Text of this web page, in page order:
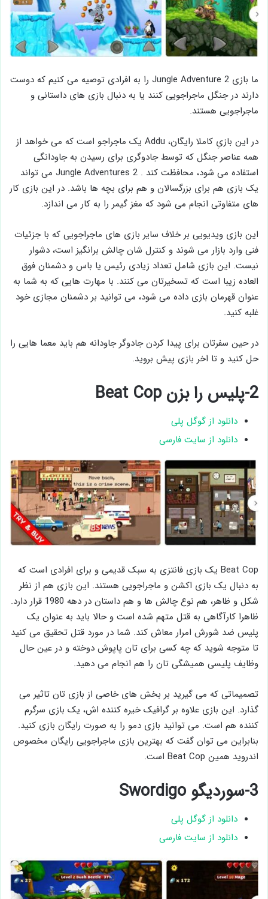
ما بازی Jungle Adventure 2 را به افرادی توصیه می کنیم که دوست
دارند در جنگل ماجراجویی کنند یا به دنبال بازی های داستانی و
ماجراجویی هستند.
در این بازیِ کاملا رایگان، Addu یک ماجراجو است که می‌ خواهد از
همه عناصر جنگل که توسط جادوگری برای رسیدن به جاودانگی
استفاده می‌ شود، محافظت کند . Jungle Adventures 2 می تواند
یک بازی هم برای بزرگسالان و هم برای بچه ها باشد. در این بازی کار
های متفاوتی انجام می شود که مغز گیمر را به کار می اندازد.
این بازی ویدیویی بر خلاف سایر بازی ‌های ماجراجویی که با جزئیات
فنی وارد بازار می ‌شوند و کنترل شان چالش برانگیز است، دشوار
نیست. این بازی شامل تعداد زیادی رئیس یا باس و دشمنان فوق
العاده زیبا است که تسخیرتان می کنند. با مهارت هایی که به شما به
عنوان قهرمان بازی داده می شود، می توانید بر دشمنان مجازی خود
غلبه کنید.
در حین سفرتان برای پیدا کردن جادوگر جاودانه هم باید معما هایی را
حل کنید و تا اخر بازی پیش بروید.
2-پلیس را بزن Beat Cop
دانلود از گوگل پلی
دانلود از سایت فارسی
Beat Cop یک بازی فانتزی به سبک قدیمی و برای افرادی است که
به دنبال یک بازی اکشن و ماجراجویی هستند. این بازی هم از نظر
شکل و ظاهر، هم نوع چالش ها و هم داستان در دهه 1980 قرار دارد.
ظاهرا کارآگاهی به قتل متهم شده است و حالا باید به عنوان یک
پلیس ضد شورش امرار معاش کند. شما در مورد قتل تحقیق می کنید
تا متوجه شوید که چه کسی برای تان پاپوش دوخته و در عین حال
وظایف پلیسی همیشگی تان را هم انجام می دهید.
تصمیماتی که می گیرید بر بخش های خاصی از بازی تان تاثیر می
گذارد. این بازی علاوه بر گرافیک خیره کننده اش، یک بازی سرگرم
کننده هم است. می توانید بازی دمو را به صورت رایگان بازی کنید.
بنابراین می توان گفت که بهترین بازی ماجراجویی رایگان مخصوص
اندروید همین Beat Cop است.
3-سوردیگو Swordigo
دانلود از گوگل پلی
دانلود از سایت فارسی